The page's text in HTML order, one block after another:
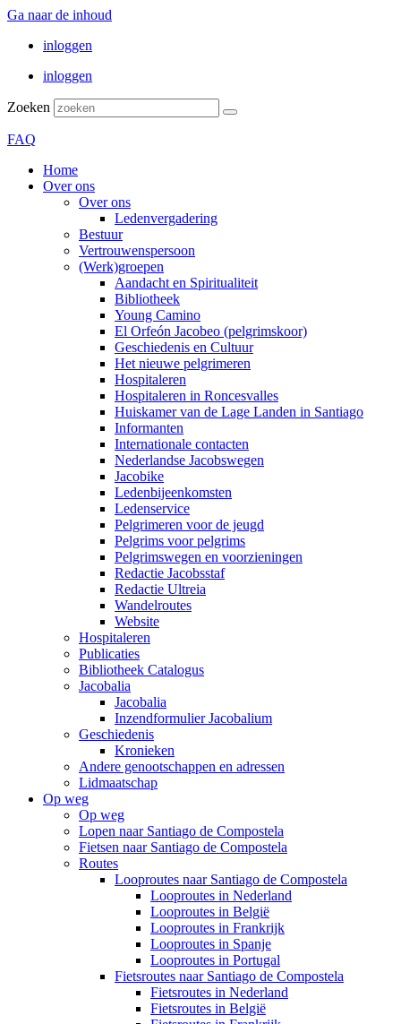
Ga naar de inhoud
inloggen
inloggen
Zoeken
FAQ
Home
Over ons
Over ons
Ledenvergadering
Bestuur
Vertrouwenspersoon
(Werk)groepen
Aandacht en Spiritualiteit
Bibliotheek
Young Camino
El Orfeón Jacobeo (pelgrimskoor)
Geschiedenis en Cultuur
Het nieuwe pelgrimeren
Hospitaleren
Hospitaleren in Roncesvalles
Huiskamer van de Lage Landen in Santiago
Informanten
Internationale contacten
Nederlandse Jacobswegen
Jacobike
Ledenbijeenkomsten
Ledenservice
Pelgrimeren voor de jeugd
Pelgrims voor pelgrims
Pelgrimswegen en voorzieningen
Redactie Jacobsstaf
Redactie Ultreia
Wandelroutes
Website
Hospitaleren
Publicaties
Bibliotheek Catalogus
Jacobalia
Jacobalia
Inzendformulier Jacobalium
Geschiedenis
Kronieken
Andere genootschappen en adressen
Lidmaatschap
Op weg
Op weg
Lopen naar Santiago de Compostela
Fietsen naar Santiago de Compostela
Routes
Looproutes naar Santiago de Compostela
Looproutes in Nederland
Looproutes in België
Looproutes in Frankrijk
Looproutes in Spanje
Looproutes in Portugal
Fietsroutes naar Santiago de Compostela
Fietsroutes in Nederland
Fietsroutes in België